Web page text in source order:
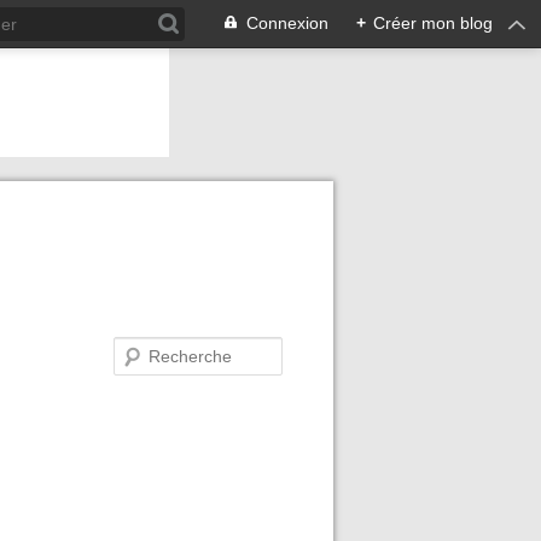
Connexion + Créer mon blog